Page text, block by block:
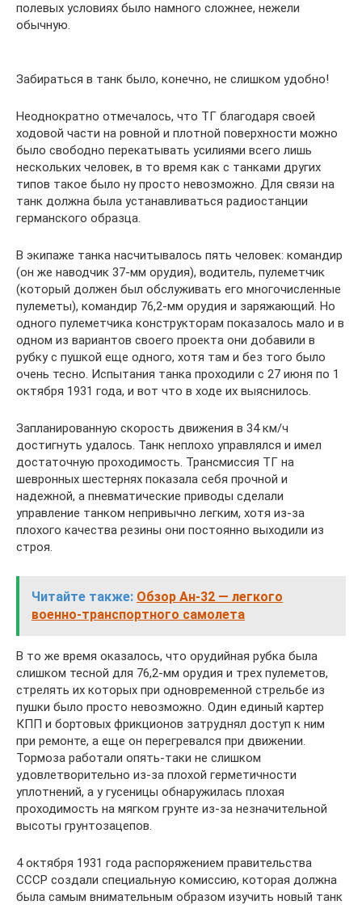
полевых условиях было намного сложнее, нежели
обычную.
Забираться в танк было, конечно, не слишком удобно!
Неоднократно отмечалось, что ТГ благодаря своей
ходовой части на ровной и плотной поверхности можно
было свободно перекатывать усилиями всего лишь
нескольких человек, в то время как с танками других
типов такое было ну просто невозможно. Для связи на
танк должна была устанавливаться радиостанции
германского образца.
В экипаже танка насчитывалось пять человек: командир
(он же наводчик 37-мм орудия), водитель, пулеметчик
(который должен был обслуживать его многочисленные
пулеметы), командир 76,2-мм орудия и заряжающий. Но
одного пулеметчика конструкторам показалось мало и в
одном из вариантов своего проекта они добавили в
рубку с пушкой еще одного, хотя там и без того было
очень тесно. Испытания танка проходили с 27 июня по 1
октября 1931 года, и вот что в ходе их выяснилось.
Запланированную скорость движения в 34 км/ч
достигнуть удалось. Танк неплохо управлялся и имел
достаточную проходимость. Трансмиссия ТГ на
шевронных шестернях показала себя прочной и
надежной, а пневматические приводы сделали
управление танком непривычно легким, хотя из-за
плохого качества резины они постоянно выходили из
строя.
Читайте также: Обзор Ан-32 — легкого
военно-транспортного самолета
В то же время оказалось, что орудийная рубка была
слишком тесной для 76,2-мм орудия и трех пулеметов,
стрелять их которых при одновременной стрельбе из
пушки было просто невозможно. Один единый картер
КПП и бортовых фрикционов затруднял доступ к ним
при ремонте, а еще он перегревался при движении.
Тормоза работали опять-таки не слишком
удовлетворительно из-за плохой герметичности
уплотнений, а у гусеницы обнаружилась плохая
проходимость на мягком грунте из-за незначительной
высоты грунтозацепов.
4 октября 1931 года распоряжением правительства
СССР создали специальную комиссию, которая должна
была самым внимательным образом изучить новый танк